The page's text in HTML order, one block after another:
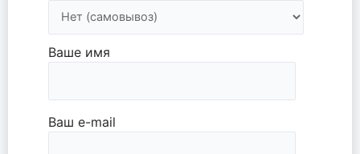
Ваше имя
Ваш e-mail